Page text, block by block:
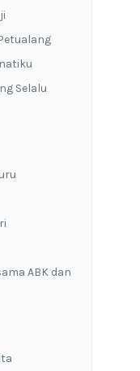
Selalu
ABK dan